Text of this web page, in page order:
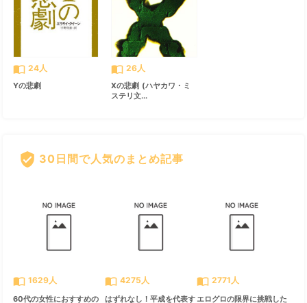
import_contacts 24人
Yの悲劇
import_contacts 26人
Xの悲劇 (ハヤカワ・ミ
ステリ文...
verified_user 30日間で人気のまとめ記事
import_contacts 1629人
60代の女性におすすめの
import_contacts 4275人
はずれなし！平成を代表す
import_contacts 2771人
エログロの限界に挑戦した